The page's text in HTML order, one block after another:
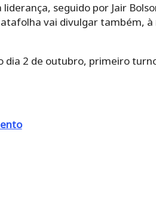
seguido por Jair
vai divulgar também, à
dia 2 de outubro, primeiro